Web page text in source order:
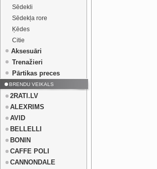
Sēdekli
Sēdekļa rore
Ķēdes
Citie
Aksesuāri
Trenažieri
Pārtikas preces
BRENDU VEIKALS
2RATI.LV
ALEXRIMS
AVID
BELLELLI
BONIN
CAFFE POLI
CANNONDALE